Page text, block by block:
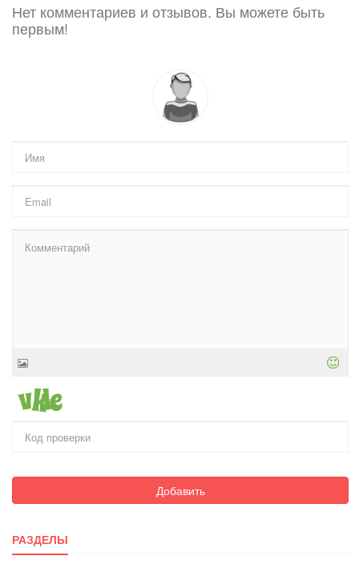
Нет комментариев и отзывов. Вы можете быть
первым!
Добавить
РАЗДЕЛЫ